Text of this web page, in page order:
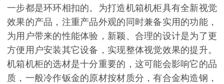
一步都是环环相扣的。为打造机箱机柜具有全新视觉
效果的产品，注重产品外观的同时兼备实用的功能，
为用户带来的性能体验，新颖、合理的设计是为了更
方便用户安装其它设备，实现整体视觉效果的提升。
机箱机柜的选材是十分重要的，这可能会影响它的品
质，一般冷作钣金的原材按材质分，有合金构造钢，